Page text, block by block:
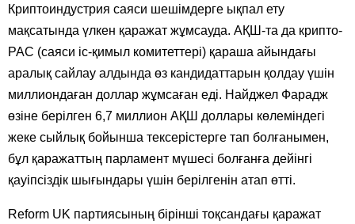
Криптоиндустрия саяси шешімдерге ықпал ету
мақсатында үлкен қаражат жұмсауда. АҚШ-та да крипто-
PAC (саяси іс-қимыл комитеттері) қараша айындағы
аралық сайлау алдында өз кандидаттарын қолдау үшін
миллиондаған доллар жұмсаған еді. Найджел Фарадж
өзіне берілген 6,7 миллион АҚШ доллары көлеміндегі
жеке сыйлық бойынша тексерістерге тап болғанымен,
бұл қаражаттың парламент мүшесі болғанға дейінгі
қауіпсіздік шығындары үшін берілгенін атап өтті.
Reform UK партиясының бірінші тоқсандағы қаражат